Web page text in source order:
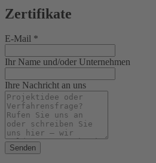
Zertifikate
E-Mail *
Ihr Name und/oder Unternehmen
Ihre Nachricht an uns
Senden